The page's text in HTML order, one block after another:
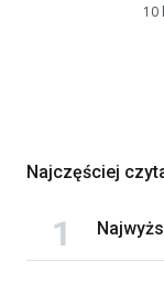
10
Najczęściej